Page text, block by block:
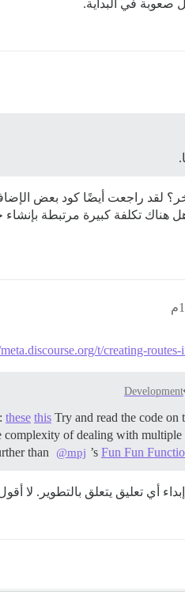
صعوبة في البداية.
لقد راجعت أيضًا كود بعض
هناك تكلفة كبيرة مرتبطة
t/creating-
Development
these this Try and read the code on
of dealing with
than
@mpj ’s Fun Fun
أي تعليق يتعلق بالتطوير.